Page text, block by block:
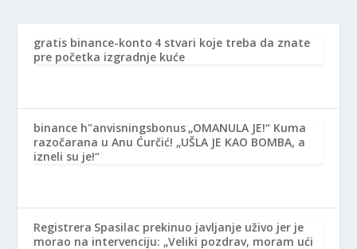
gratis binance-konto 4 stvari koje treba da znate
pre početka izgradnje kuće
binance h"anvisningsbonus „OMANULA JE!“ Kuma
razočarana u Anu Ćurčić! „UŠLA JE KAO BOMBA, a
izneli su je!“
Registrera Spasilac prekinuo javljanje uživo jer je
morao na intervenciju: „Veliki pozdrav, moram ući